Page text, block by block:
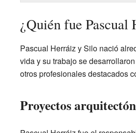
¿Quién fue
Pascual Herráiz y Silo nació
vida y su trabajo se
otros profesionales destacados
Proyectos